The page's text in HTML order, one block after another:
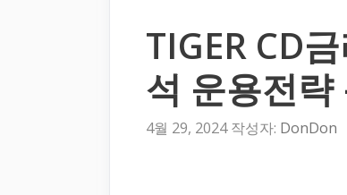
TIGER CD
석 운용전
4월 29, 2024 작성자: DonDon